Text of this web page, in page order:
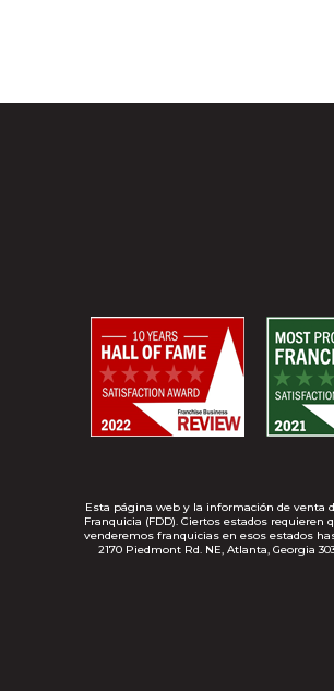
Esta página web y la información de venta
Franquicia (FDD). Ciertos estados
venderemos franquicias en esos estados
2170 Piedmont Rd. NE, Atlanta, Georgia